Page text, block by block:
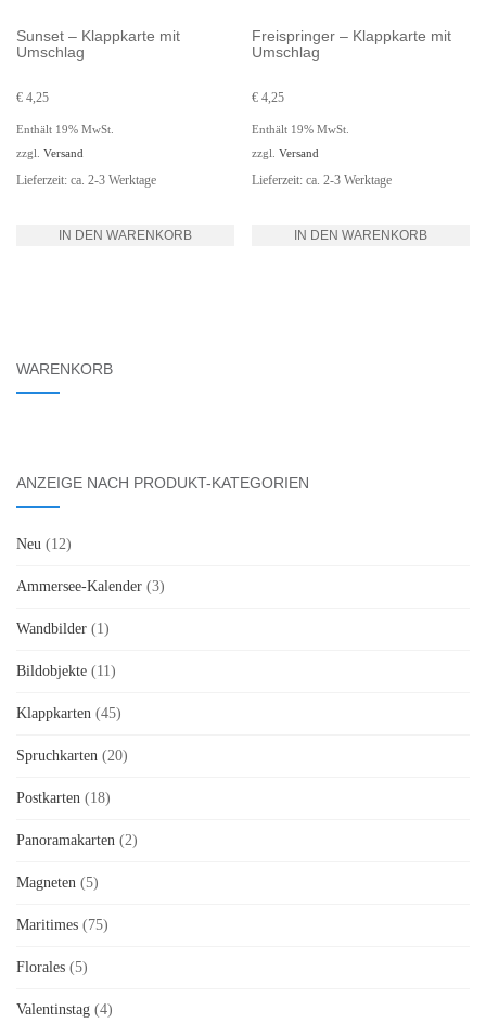
Sunset – Klappkarte mit
Umschlag
€ 4,25
Enthält 19% MwSt.
zzgl. Versand
Lieferzeit: ca. 2-3 Werktage
IN DEN WARENKORB
Freispringer – Klappkarte mit
Umschlag
€ 4,25
Enthält 19% MwSt.
zzgl.Versand
Lieferzeit: ca. 2-3 Werktage
IN DEN WARENKORB
WARENKORB
ANZEIGE NACH PRODUKT-KATEGORIEN
Neu (12)
Ammersee-Kalender (3)
Wandbilder (1)
Bildobjekte (11)
Klappkarten (45)
Spruchkarten (20)
Postkarten (18)
Panoramakarten (2)
Magneten (5)
Maritimes (75)
Florales (5)
Valentinstag (4)